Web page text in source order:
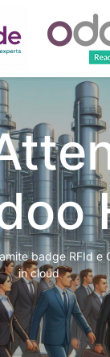
badge RFId e
in cloud